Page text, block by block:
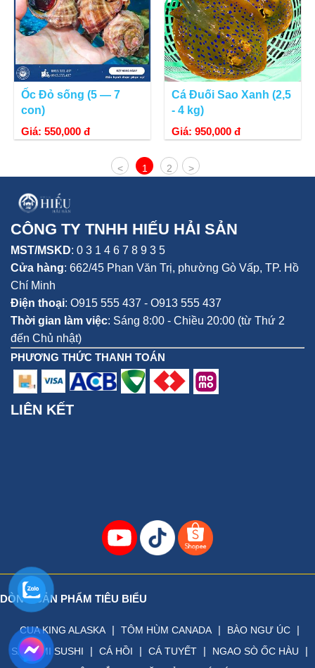
Ốc Đỏ sống (5 — 7
con)
Giá: 550,000 đ
Cá Đuối Sao Xanh (2,5
- 4 kg)
Giá: 950,000 đ
< 1 2 >
CÔNG TY TNHH HIẾU HẢI SẢN
MST/MSKD: 0 3 1 4 6 7 8 9 3 5
Cửa hàng: 662/45 Phan Văn Trị, phường Gò Vấp, TP. Hồ
Chí Minh
Điện thoại: O915 555 437 - O913 555 437
Thời gian làm việc: Sáng 8:00 - Chiều 20:00 (từ Thứ 2
đến Chủ nhật)
PHƯƠNG THỨC THANH TOÁN
LIÊN KẾT
DÒNG SẢN PHẨM TIÊU BIỂU
CUA KING ALASKA | TÔM HÙM CANADA | BÀO NGƯ ÚC |
SASHIMI SUSHI | CÁ HỒI | CÁ TUYẾT | NGAO SÒ ỐC HÀU |